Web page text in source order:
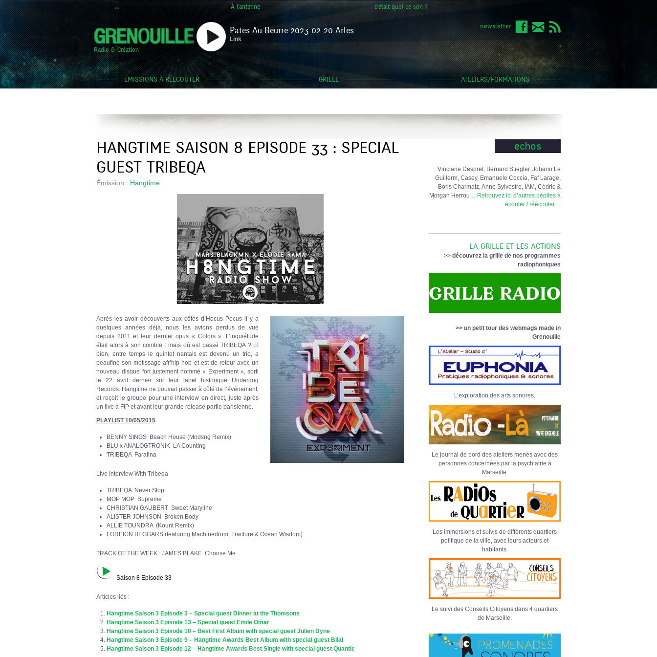
À l'antenne c'était quoi ce son ?
Radio & Création
Pates Au Beurre 2023-02-20 Arles
Link
newsletter
ÉMISSIONS À RÉECOUTER GRILLE ATELIERS/FORMATIONS
HANGTIME SAISON 8 EPISODE 33 : SPECIAL
GUEST TRIBEQA
Émission : Hangtime
Après les avoir découverts aux côtés d’Hocus Pocus il y a
quelques années déjà, nous les avions perdus de vue
depuis 2011 et leur dernier opus « Colors ». L’inquiétude
était alors à son comble : mais où est passé TRIBEQA ? Et
bien, entre temps le quintet nantais est devenu un trio, a
peaufiné son métissage afr’hip hop et est de retour avec un
nouveau disque fort justement nommé « Experiment », sorti
le 22 avril dernier sur leur label historique Underdog
Records. Hangtime ne pouvait passer à côté de l’évènement,
et reçoit le groupe pour une interview en direct, juste après
un live à FIP et avant leur grande release partie parisienne.
PLAYLIST 10/05/2015
BENNY SINGS Beach House (Mndsng Remix)
BLU x ANALOGTRONIK LA Counting
TRIBEQA Farafina
Live Interview With Tribeqa
TRIBEQA Never Stop
MOP MOP Supreme
CHRISTIAN GAUBERT Sweet Maryline
ALISTER JOHNSON Broken Body
ALLIE TOUNDRA (Kount Remix)
FOREIGN BEGGARS (featuring Machinedrum, Fracture & Ocean Wisdom)
TRACK OF THE WEEK : JAMES BLAKE Choose Me
Saison 8 Episode 33
Articles liés :
Hangtime Saison 3 Episode 3 – Special guest Dinner at the Thomsons
Hangtime Saison 3 Episode 13 – Special guest Emile Omar
Hangtime Saison 3 Episode 10 – Best First Album with special guest Julien Dyne
Hangtime Saison 3 Episode 9 – Hangtime Awards Best Album with special guest Bilal
Hangtime Saison 3 Episode 12 – Hangtime Awards Best Single with special guest Quantic
echos
Vinciane Despret, Bernard Stiegler, Johann Le
Guillerm, Casey, Emanuele Coccia, Faf Larage,
Boris Charmatz, Anne Sylvestre, IAM, Cédric &
Morgan Herrou… Retrouvez ici d’autres pépites à
écouter / réécouter…
LA GRILLE ET LES ACTIONS
>> découvrez la grille de nos programmes
radiophoniques
>> un petit tour des webmags made in
Grenouille
L’exploration des arts sonores.
Le journal de bord des ateliers menés avec des
personnes concernées par la psychiatrie à
Marseille.
Les immersions et suivis de différents quartiers
politique de la ville, avec leurs acteurs et
habitants.
Le suivi des Conseils Citoyens dans 4 quartiers
de Marseille.